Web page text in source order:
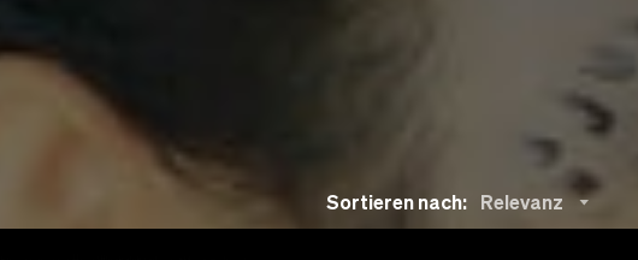
Sortieren nach: Relevanz